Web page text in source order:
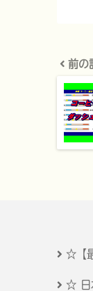
前の
☆【
☆ 日